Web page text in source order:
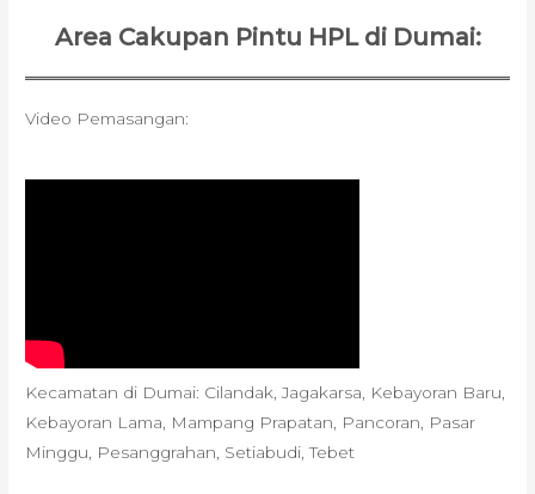
Area Cakupan Pintu HPL di Dumai:
Video Pemasangan:
Kecamatan di Dumai: Cilandak, Jagakarsa, Kebayoran Baru,
Kebayoran Lama, Mampang Prapatan, Pancoran, Pasar
Minggu, Pesanggrahan, Setiabudi, Tebet